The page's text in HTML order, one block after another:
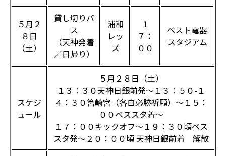
５月２
８日
（土）
貸し切りバ
ス
（天神発着
／日帰り）
浦和
レッ
ズ
１
７：
００
ベスト電器
スタジアム
スケジ
ュール
５月２８日（土）
１３：３０天神日銀前発～１３：５０-１
４：３０筥崎宮（各自必勝祈願）～１５：
００ベススタ着～
１７：００キックオフ～１９：３０頃ベス
スタ発～２０：００頃 天神日銀前着 解散